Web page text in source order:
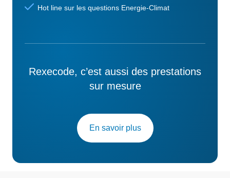
Hot line sur les questions Energie-Climat
Rexecode, c’est aussi des prestations
sur mesure
En savoir plus